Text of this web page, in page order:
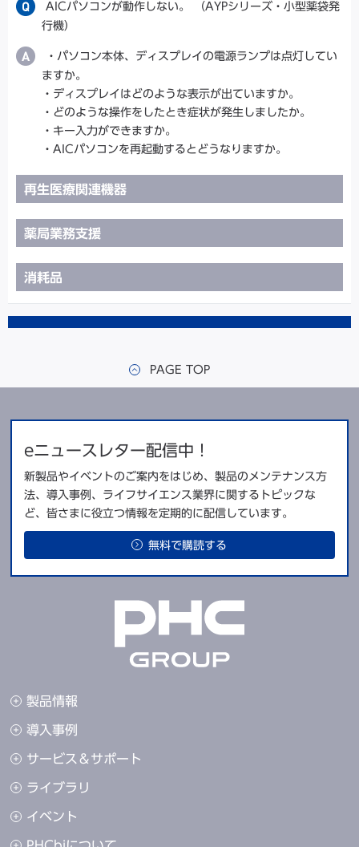
AICパソコンが動作しない。 （AYPシリーズ・小型薬袋発
行機）
・パソコン本体、ディスプレイの電源ランプは点灯してい
ますか。
・ディスプレイはどのような表示が出ていますか。
・どのような操作をしたとき症状が発生しましたか。
・キー入力ができますか。
・AICパソコンを再起動するとどうなりますか。
再生医療関連機器
薬局業務支援
消耗品
PAGE TOP
製品情報
導入事例
サービス＆サポート
ライブラリ
イベント
eニュースレター配信中！
新製品やイベントのご案内をはじめ、製品のメンテナンス方
法、導入事例、ライフサイエンス業界に関するトピックな
ど、皆さまに役立つ情報を定期的に配信しています。
無料で購読する